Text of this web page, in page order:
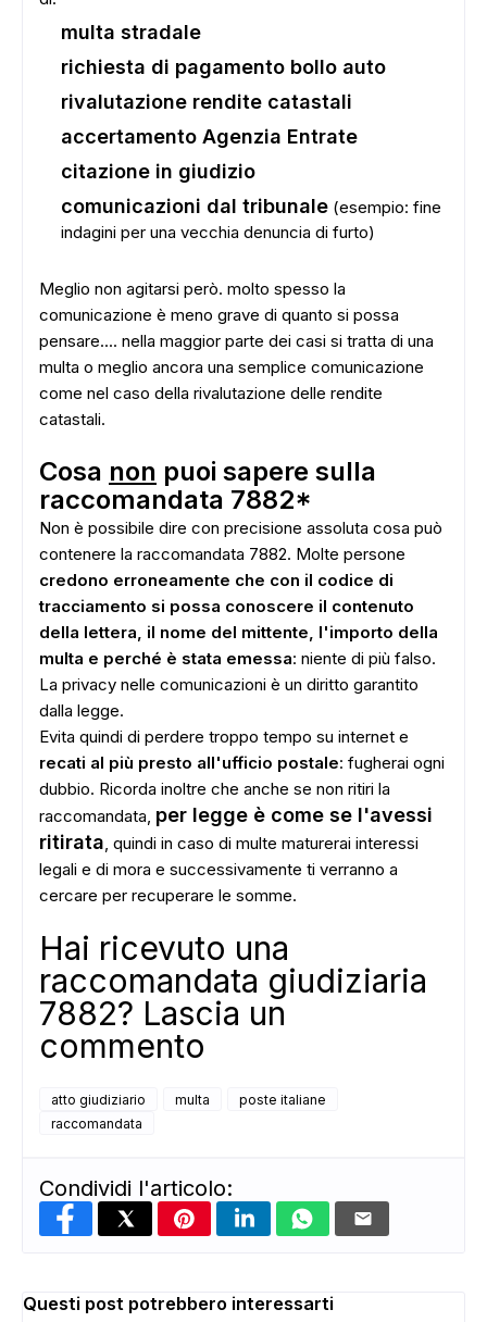
ADS
multa stradale
richiesta di pagamento bollo auto
rivalutazione rendite catastali
accertamento Agenzia Entrate
citazione in giudizio
comunicazioni dal tribunale (esempio: fine
indagini per una vecchia denuncia di furto)
Meglio non agitarsi però. molto spesso la
comunicazione è meno grave di quanto si possa
pensare.... nella maggior parte dei casi si tratta di una
multa o meglio ancora una semplice comunicazione
come nel caso della rivalutazione delle rendite
catastali.
Cosa non puoi sapere sulla
raccomandata 7882*
Non è possibile dire con precisione assoluta cosa può
contenere la raccomandata 7882. Molte persone
credono erroneamente che con il codice di
tracciamento si possa conoscere il contenuto
della lettera, il nome del mittente, l'importo della
multa e perché è stata emessa: niente di più falso.
La privacy nelle comunicazioni è un diritto garantito
dalla legge.
Evita quindi di perdere troppo tempo su internet e
recati al più presto all'ufficio postale: fugherai ogni
dubbio. Ricorda inoltre che anche se non ritiri la
raccomandata, per legge è come se l'avessi
ritirata, quindi in caso di multe maturerai interessi
legali e di mora e successivamente ti verranno a
cercare per recuperare le somme.
Hai ricevuto una
raccomandata giudiziaria
7882? Lascia un
commento
atto giudiziario multa
poste italiane
raccomandata
Condividi l'articolo:
Questi post potrebbero interessarti